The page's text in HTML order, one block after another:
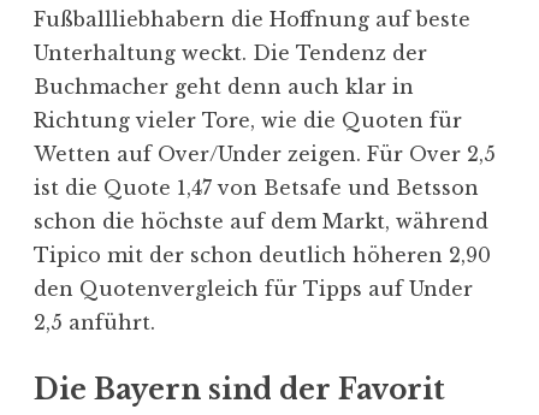
Fußballliebhabern die Hoffnung auf beste
Unterhaltung weckt. Die Tendenz der
Buchmacher geht denn auch klar in
Richtung vieler Tore, wie die Quoten für
Wetten auf Over/Under zeigen. Für Over 2,5
ist die Quote 1,47 von Betsafe und Betsson
schon die höchste auf dem Markt, während
Tipico mit der schon deutlich höheren 2,90
den Quotenvergleich für Tipps auf Under
2,5 anführt.
Die Bayern sind der Favorit